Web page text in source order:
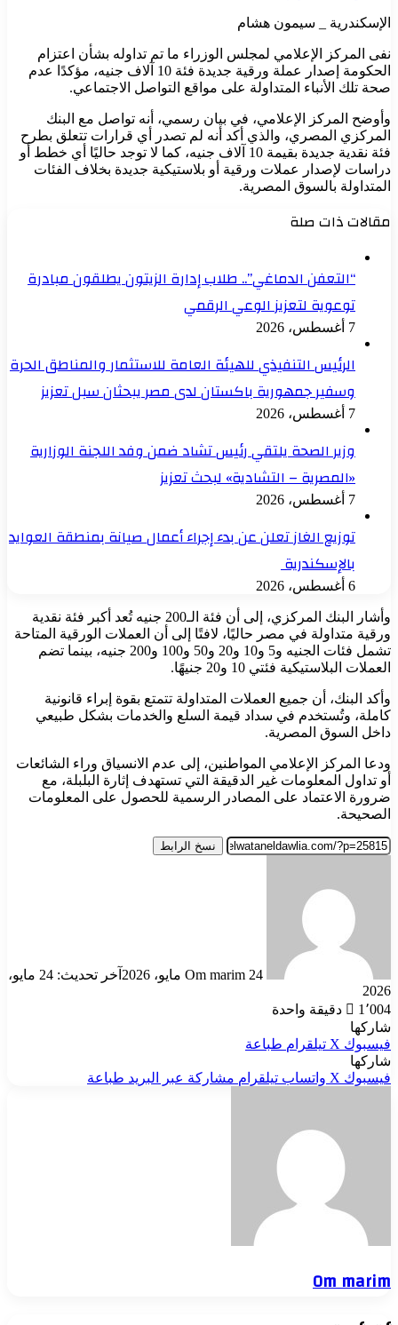
الإسكندرية _ سيمون هشام
نفى المركز الإعلامي لمجلس الوزراء ما تم تداوله بشأن اعتزام
الحكومة إصدار عملة ورقية جديدة فئة 10 آلاف جنيه، مؤكدًا عدم
صحة تلك الأنباء المتداولة على مواقع التواصل الاجتماعي.
وأوضح المركز الإعلامي، في بيان رسمي، أنه تواصل مع البنك
المركزي المصري، والذي أكد أنه لم تصدر أي قرارات تتعلق بطرح
فئة نقدية جديدة بقيمة 10 آلاف جنيه، كما لا توجد حاليًا أي خطط أو
دراسات لإصدار عملات ورقية أو بلاستيكية جديدة بخلاف الفئات
المتداولة بالسوق المصرية.
مقالات ذات صلة
“التعفن الدماغي”.. طلاب إدارة الزيتون يطلقون مبادرة
توعوية لتعزيز الوعي الرقمي
7 أغسطس، 2026
الرئيس التنفيذي للهيئة العامة للاستثمار والمناطق الحرة
وسفير جمهورية باكستان لدى مصر يبحثان سبل تعزيز
7 أغسطس، 2026
وزير الصحة يلتقي رئيس تشاد ضمن وفد اللجنة الوزارية
«المصرية – التشادية» لبحث تعزيز
7 أغسطس، 2026
توزيع الغاز تعلن عن بدء إجراء أعمال صيانة بمنطقة العوايد
بالإسكندرية
6 أغسطس، 2026
وأشار البنك المركزي، إلى أن فئة الـ200 جنيه تُعد أكبر فئة نقدية
ورقية متداولة في مصر حاليًا، لافتًا إلى أن العملات الورقية المتاحة
تشمل فئات الجنيه و5 و10 و20 و50 و100 و200 جنيه، بينما تضم
العملات البلاستيكية فئتي 10 و20 جنيهًا.
وأكد البنك، أن جميع العملات المتداولة تتمتع بقوة إبراء قانونية
كاملة، وتُستخدم في سداد قيمة السلع والخدمات بشكل طبيعي
داخل السوق المصرية.
ودعا المركز الإعلامي المواطنين، إلى عدم الانسياق وراء الشائعات
أو تداول المعلومات غير الدقيقة التي تستهدف إثارة البلبلة، مع
ضرورة الاعتماد على المصادر الرسمية للحصول على المعلومات
الصحيحة.
نسخ الرابط
Om marim 24 مايو، 2026
آخر تحديث: 24 مايو،
2026
1٬004
دقيقة واحدة
شاركها
فيسبوك ‫X تيلقرام طباعة
شاركها
فيسبوك ‫X واتساب تيلقرام مشاركة عبر البريد طباعة
Om marim